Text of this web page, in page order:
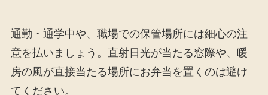
通勤・通学中や、職場での保管場所には細心の注
意を払いましょう。直射日光が当たる窓際や、暖
房の風が直接当たる場所にお弁当を置くのは避け
てください。